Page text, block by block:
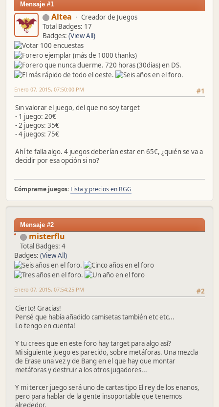
Mensaje #1
Altea
Creador de Juegos
Total Badges: 17
Badges: (View All)
#1
Enero 07, 2015, 07:50:00 PM
Sin valorar el juego, del que no soy target
- 1 juego: 20€
- 2 juegos: 35€
- 4 juegos: 75€
Ahí te falla algo. 4 juegos deberían estar en 65€, ¿quién se va a
decidir por esa opción si no?
Cómprame juegos: Lista y precios en BGG
Mensaje #2
misterflu
Total Badges: 4
Badges: (View All)
#2
Enero 07, 2015, 07:54:25 PM
Cierto! Gracias!
Pensé que había añadido camisetas también etc etc...
Lo tengo en cuenta!
Y tu crees que en este foro hay target para algo así?
Mi siguiente juego es parecido, sobre metáforas. Una mezcla
de Erase una vez y de Bang en el que hay que montar
metáforas y destruir a los otros jugadores...
Y mi tercer juego será uno de cartas tipo El rey de los enanos,
pero para hablar de la gente insoportable que tenemos
alrededor.